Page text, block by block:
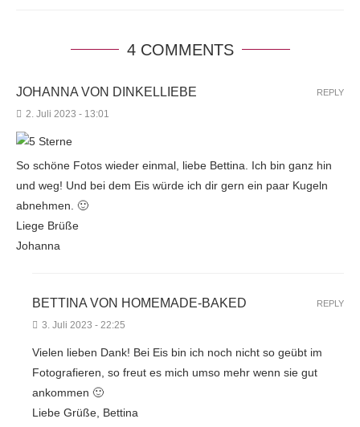
4 COMMENTS
JOHANNA VON DINKELLIEBE
2. Juli 2023 - 13:01
So schöne Fotos wieder einmal, liebe Bettina. Ich bin ganz hin
und weg! Und bei dem Eis würde ich dir gern ein paar Kugeln
abnehmen. 🙂
Liege Brüße
Johanna
REPLY
BETTINA VON HOMEMADE-BAKED
3. Juli 2023 - 22:25
Vielen lieben Dank! Bei Eis bin ich noch nicht so geübt im
Fotografieren, so freut es mich umso mehr wenn sie gut
ankommen 🙂
Liebe Grüße, Bettina
REPLY